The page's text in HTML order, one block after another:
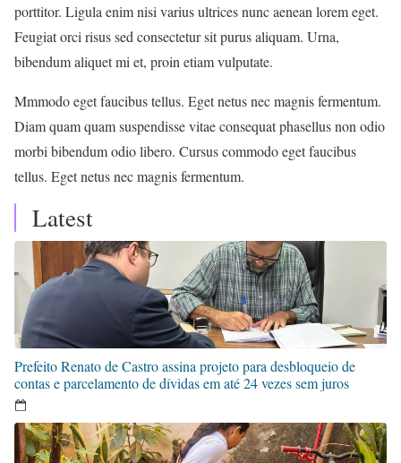
porttitor. Ligula enim nisi varius ultrices nunc aenean lorem eget.
Feugiat orci risus sed consectetur sit purus aliquam. Urna,
bibendum aliquet mi et, proin etiam vulputate.
Mmmodo eget faucibus tellus. Eget netus nec magnis fermentum.
Diam quam quam suspendisse vitae consequat phasellus non odio
morbi bibendum odio libero. Cursus commodo eget faucibus
tellus. Eget netus nec magnis fermentum.
Latest
Prefeito Renato de Castro assina projeto para desbloqueio de
contas e parcelamento de dívidas em até 24 vezes sem juros